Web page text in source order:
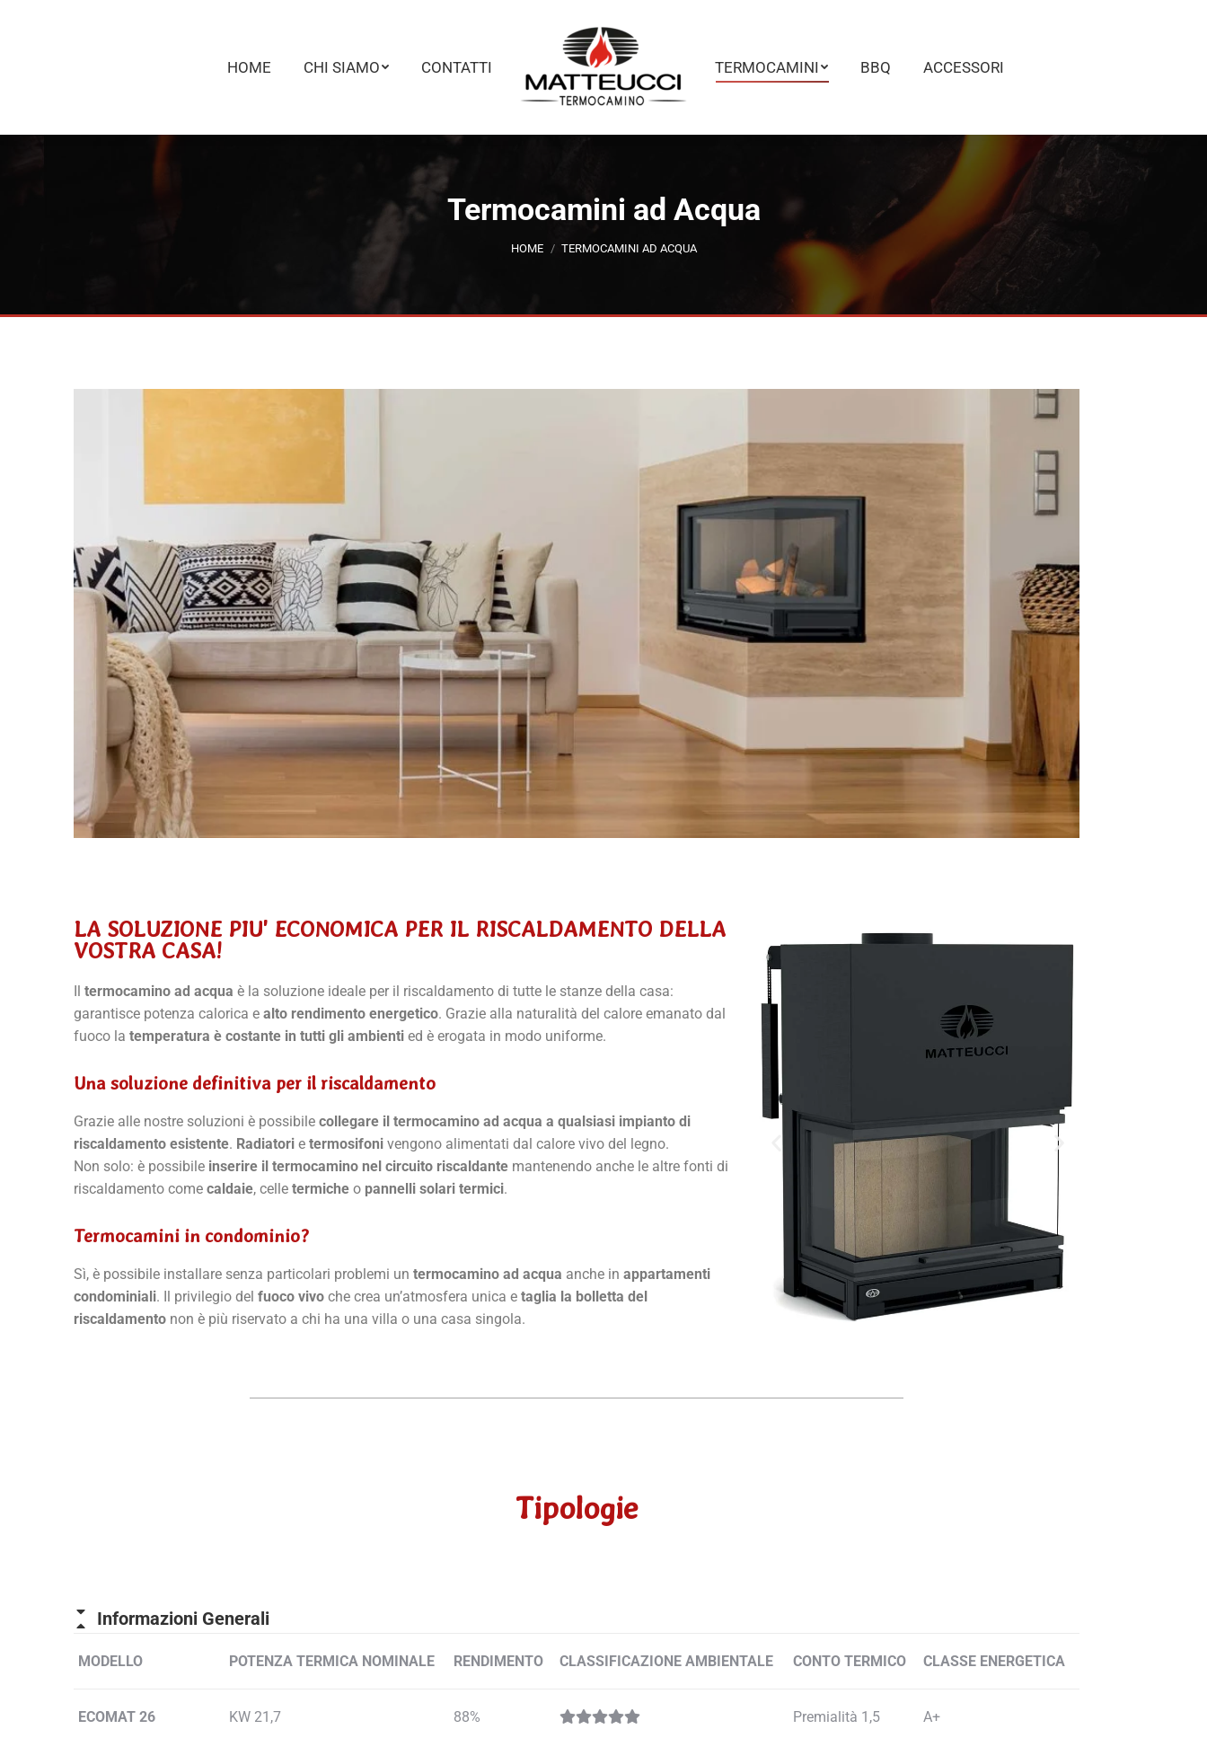
HOME CHI SIAMO CONTATTI TERMOCAMINI BBQ ACCESSORI
Termocamini ad Acqua
Tu sei qui:
HOME TERMOCAMINI AD ACQUA
LA SOLUZIONE PIU' ECONOMICA PER IL RISCALDAMENTO DELLA
VOSTRA CASA!
Il termocamino ad acqua è la soluzione ideale per il riscaldamento di tutte le stanze della casa:
garantisce potenza calorica e alto rendimento energetico. Grazie alla naturalità del calore emanato dal
fuoco la temperatura è costante in tutti gli ambienti ed è erogata in modo uniforme.
Una soluzione definitiva per il riscaldamento
Grazie alle nostre soluzioni è possibile collegare il termocamino ad acqua a qualsiasi impianto di
riscaldamento esistente. Radiatori e termosifoni vengono alimentati dal calore vivo del legno.
Non solo: è possibile inserire il termocamino nel circuito riscaldante mantenendo anche le altre fonti di
riscaldamento come caldaie, celle termiche o pannelli solari termici.
Termocamini in condominio?
Sì, è possibile installare senza particolari problemi un termocamino ad acqua anche in appartamenti
condominiali. Il privilegio del fuoco vivo che crea un’atmosfera unica e taglia la bolletta del
riscaldamento non è più riservato a chi ha una villa o una casa singola.
Tipologie
Informazioni Generali
MODELLO POTENZA TERMICA NOMINALE RENDIMENTO CLASSIFICAZIONE AMBIENTALE CONTO TERMICO CLASSE ENERGETICA
ECOMAT 26 KW 21,7 88% Premialità 1,5 A+